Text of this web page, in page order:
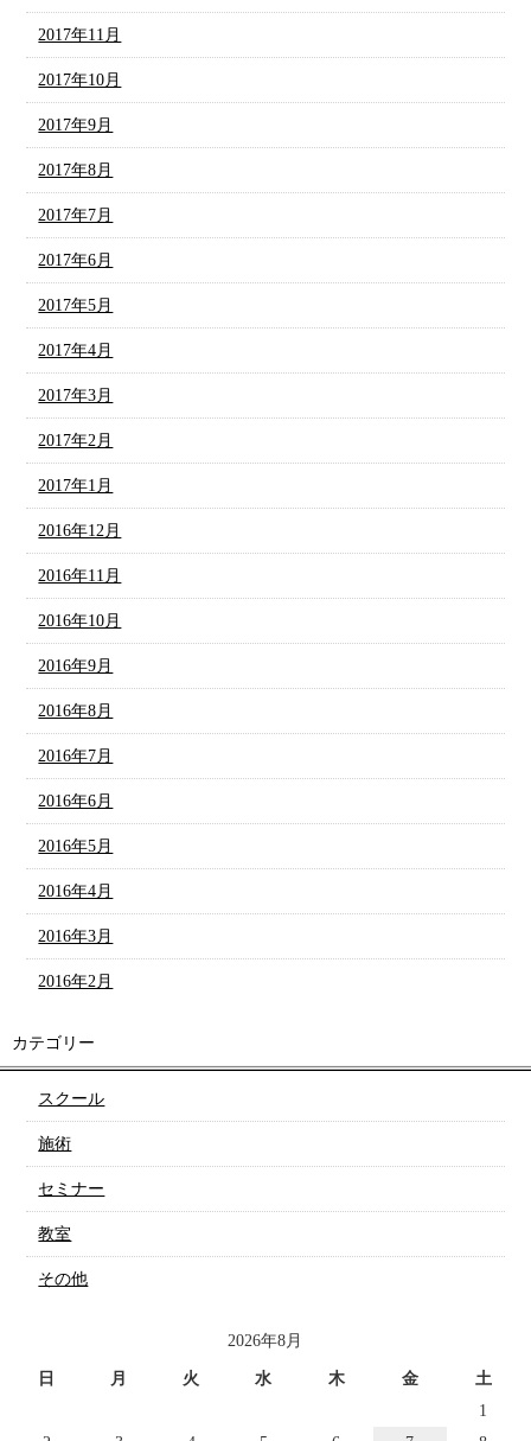
2017年11月
2017年10月
2017年9月
2017年8月
2017年7月
2017年6月
2017年5月
2017年4月
2017年3月
2017年2月
2017年1月
2016年12月
2016年11月
2016年10月
2016年9月
2016年8月
2016年7月
2016年6月
2016年5月
2016年4月
2016年3月
2016年2月
カテゴリー
スクール
施術
セミナー
教室
その他
2026年8月
日 月 火 水 木 金
土
1